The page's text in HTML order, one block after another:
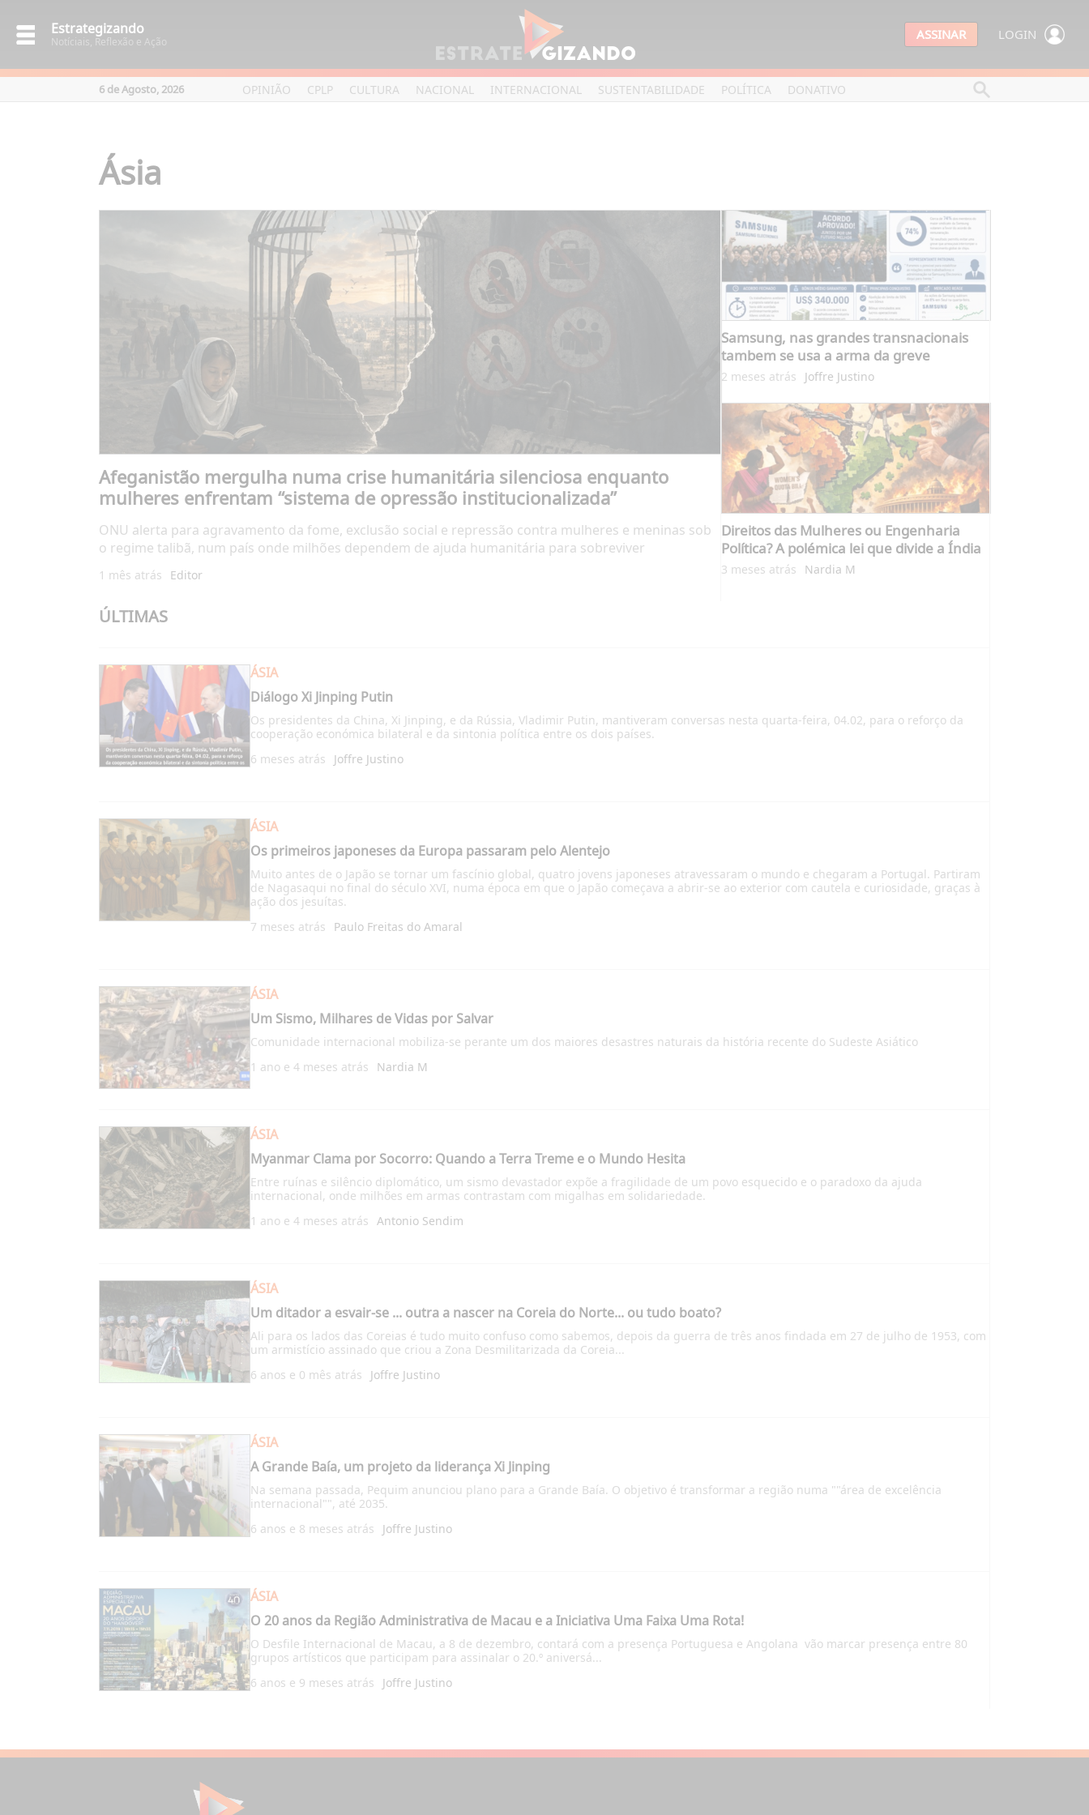
Estrategizando
Notíciais, Reflexão e Ação ASSINAR LOGIN
6 de Agosto, 2026 OPINIÃO CPLP CULTURA NACIONAL INTERNACIONAL SUSTENTABILIDADE POLÍTICA DONATIVO
Ásia
Afeganistão mergulha numa crise humanitária silenciosa enquanto
mulheres enfrentam “sistema de opressão institucionalizada”
ONU alerta para agravamento da fome, exclusão social e repressão contra mulheres e meninas sob
o regime talibã, num país onde milhões dependem de ajuda humanitária para sobreviver
1 mês atrás Editor
Samsung, nas grandes transnacionais
tambem se usa a arma da greve
2 meses atrás Joffre Justino
Direitos das Mulheres ou Engenharia
Política? A polémica lei que divide a Índia
3 meses atrás Nardia M
ÚLTIMAS
ÁSIA
Diálogo Xi Jinping Putin
Os presidentes da China, Xi Jinping, e da Rússia, Vladimir Putin, mantiveram conversas nesta quarta-feira, 04.02, para o reforço da
cooperação económica bilateral e da sintonia política entre os dois países.
6 meses atrás Joffre Justino
ÁSIA
Os primeiros japoneses da Europa passaram pelo Alentejo
Muito antes de o Japão se tornar um fascínio global, quatro jovens japoneses atravessaram o mundo e chegaram a Portugal. Partiram
de Nagasaqui no final do século XVI, numa época em que o Japão começava a abrir-se ao exterior com cautela e curiosidade, graças à
ação dos jesuítas.
7 meses atrás Paulo Freitas do Amaral
ÁSIA
Um Sismo, Milhares de Vidas por Salvar
Comunidade internacional mobiliza-se perante um dos maiores desastres naturais da história recente do Sudeste Asiático
1 ano e 4 meses atrás Nardia M
ÁSIA
Myanmar Clama por Socorro: Quando a Terra Treme e o Mundo Hesita
Entre ruínas e silêncio diplomático, um sismo devastador expõe a fragilidade de um povo esquecido e o paradoxo da ajuda
internacional, onde milhões em armas contrastam com migalhas em solidariedade.
1 ano e 4 meses atrás Antonio Sendim
ÁSIA
Um ditador a esvair-se ... outra a nascer na Coreia do Norte... ou tudo boato?
Ali para os lados das Coreias é tudo muito confuso como sabemos, depois da guerra de três anos findada em 27 de julho de 1953, com
um armistício assinado que criou a Zona Desmilitarizada da Coreia...
6 anos e 0 mês atrás Joffre Justino
ÁSIA
A Grande Baía, um projeto da liderança Xi Jinping
Na semana passada, Pequim anunciou plano para a Grande Baía. O objetivo é transformar a região numa ""área de excelência
internacional"", até 2035.
6 anos e 8 meses atrás Joffre Justino
ÁSIA
O 20 anos da Região Administrativa de Macau e a Iniciativa Uma Faixa Uma Rota!
O Desfile Internacional de Macau, a 8 de dezembro, contará com a presença Portuguesa e Angolana vão marcar presença entre 80
grupos artísticos que participam para assinalar o 20.º aniversá...
6 anos e 9 meses atrás Joffre Justino